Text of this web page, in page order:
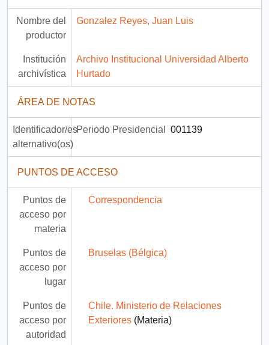
Nombre del
productor
Gonzalez Reyes, Juan Luis
Institución
archivística
Archivo Institucional Universidad Alberto
Hurtado
ÁREA DE NOTAS
Identificador/es
alternativo(os)
Periodo Presidencial 001139
PUNTOS DE ACCESO
Puntos de
acceso por
materia
Correspondencia
Puntos de
acceso por
lugar
Bruselas (Bélgica)
Puntos de
acceso por
autoridad
Chile. Ministerio de Relaciones
Exteriores(Materia)